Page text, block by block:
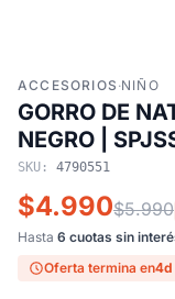
ACCESORIOS ·NIÑO
GORRO DE
NEGRO |
SKU: 4790551
$4.990$5.990
Hasta 6 cuotas sin
Oferta termina en4d